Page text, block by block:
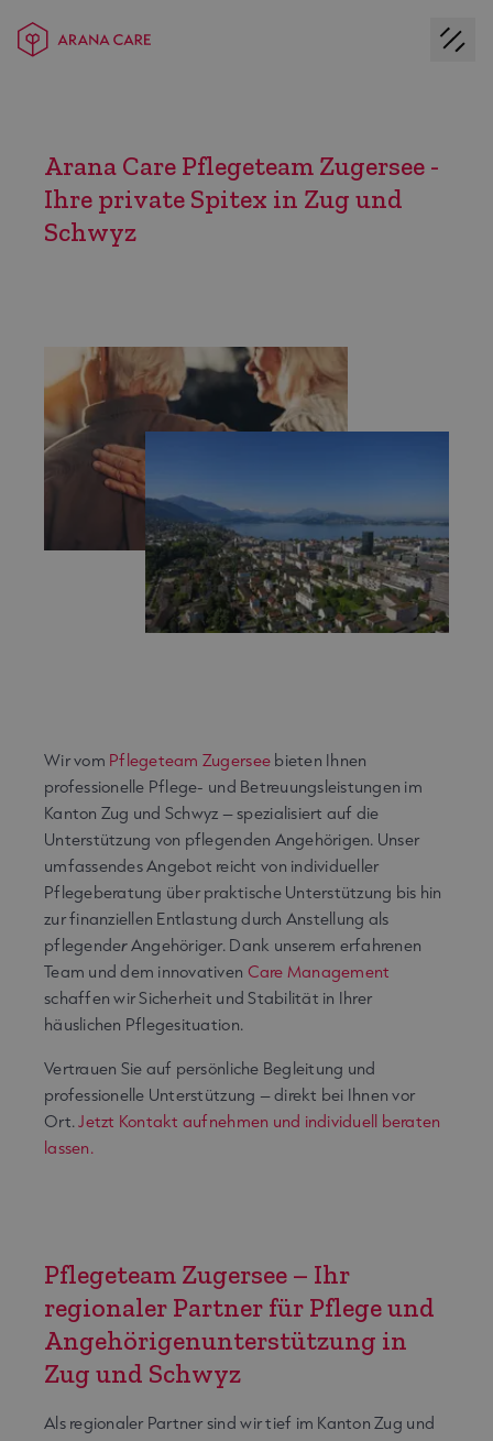
Arana Care Pflegeteam Zugersee -
Ihre private Spitex in Zug und
Schwyz
Wir vom Pflegeteam Zugersee bieten Ihnen
professionelle Pflege- und Betreuungsleistungen im
Kanton Zug und Schwyz – spezialisiert auf die
Unterstützung von pflegenden Angehörigen. Unser
umfassendes Angebot reicht von individueller
Pflegeberatung über praktische Unterstützung bis hin
zur finanziellen Entlastung durch Anstellung als
pflegenderAngehöriger. Dank unserem erfahrenen
Team und dem innovativen Care Management
schaffen wir Sicherheit und Stabilität in Ihrer
häuslichen Pflegesituation.
Vertrauen Sie auf persönliche Begleitung und
professionelle Unterstützung – direkt bei Ihnen vor
Ort.Jetzt Kontakt aufnehmen und individuell beraten
lassen.
Pflegeteam Zugersee – Ihr
regionaler Partner für Pflege und
Angehörigenunterstützung in
Zug und Schwyz
Als regionaler Partner sind wir tief im Kanton Zug und